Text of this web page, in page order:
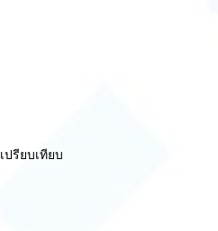
เปรียบเทียบ